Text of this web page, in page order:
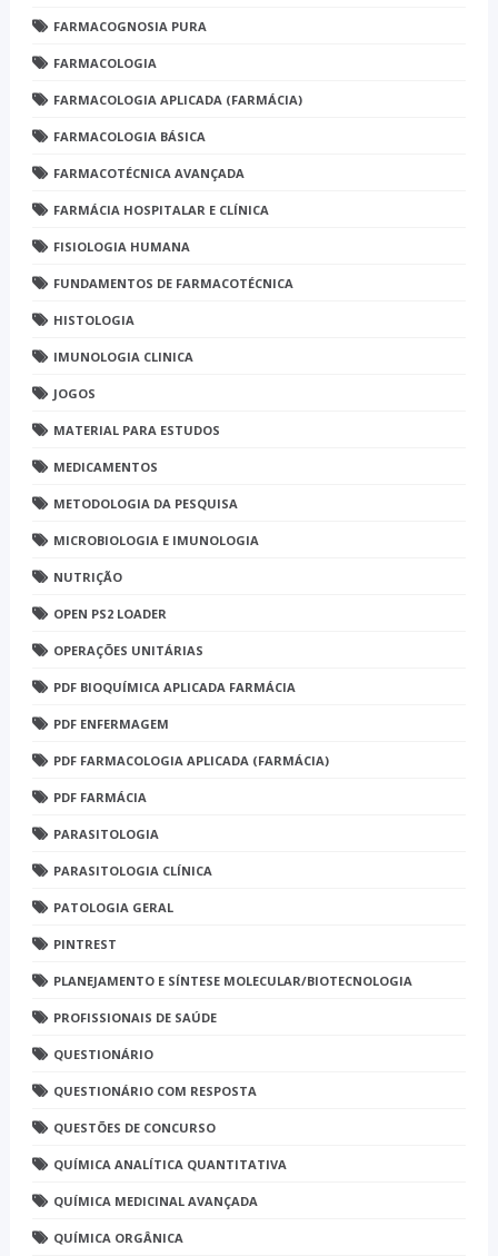
FARMACOGNOSIA PURA
FARMACOLOGIA
FARMACOLOGIA APLICADA (FARMÁCIA)
FARMACOLOGIA BÁSICA
FARMACOTÉCNICA AVANÇADA
FARMÁCIA HOSPITALAR E CLÍNICA
FISIOLOGIA HUMANA
FUNDAMENTOS DE FARMACOTÉCNICA
HISTOLOGIA
IMUNOLOGIA CLINICA
JOGOS
MATERIAL PARA ESTUDOS
MEDICAMENTOS
METODOLOGIA DA PESQUISA
MICROBIOLOGIA E IMUNOLOGIA
NUTRIÇÃO
OPEN PS2 LOADER
OPERAÇÕES UNITÁRIAS
PDF BIOQUÍMICA APLICADA FARMÁCIA
PDF ENFERMAGEM
PDF FARMACOLOGIA APLICADA (FARMÁCIA)
PDF FARMÁCIA
PARASITOLOGIA
PARASITOLOGIA CLÍNICA
PATOLOGIA GERAL
PINTREST
PLANEJAMENTO E SÍNTESE MOLECULAR/BIOTECNOLOGIA
PROFISSIONAIS DE SAÚDE
QUESTIONÁRIO
QUESTIONÁRIO COM RESPOSTA
QUESTÕES DE CONCURSO
QUÍMICA ANALÍTICA QUANTITATIVA
QUÍMICA MEDICINAL AVANÇADA
QUÍMICA ORGÂNICA